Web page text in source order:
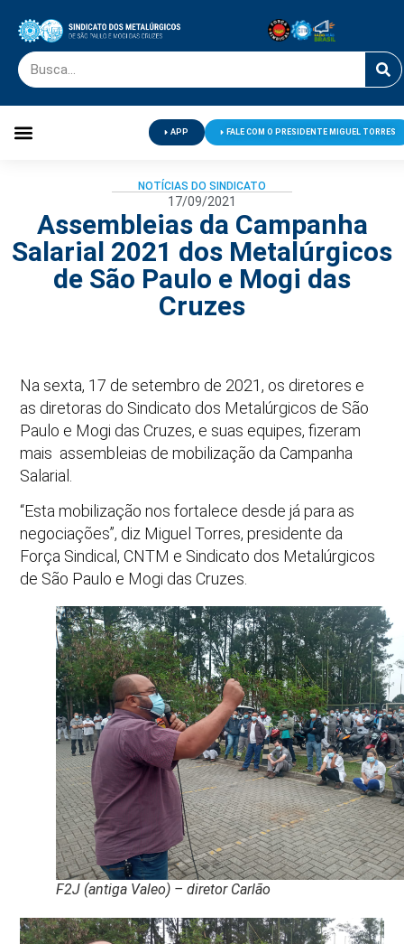
APP FALE COM O PRESIDENTE MIGUEL TORRES
NOTÍCIAS DO SINDICATO
17/09/2021
Assembleias da Campanha
Salarial 2021 dos Metalúrgicos
de São Paulo e Mogi das
Cruzes
Na sexta, 17 de setembro de 2021, os diretores e
as diretoras do Sindicato dos Metalúrgicos de São
Paulo e Mogi das Cruzes, e suas equipes, fizeram
mais assembleias de mobilização da Campanha
Salarial.
“Esta mobilização nos fortalece desde já para as
negociações”, diz Miguel Torres, presidente da
Força Sindical, CNTM e Sindicato dos Metalúrgicos
de São Paulo e Mogi das Cruzes.
F2J (antiga Valeo) – diretor Carlão